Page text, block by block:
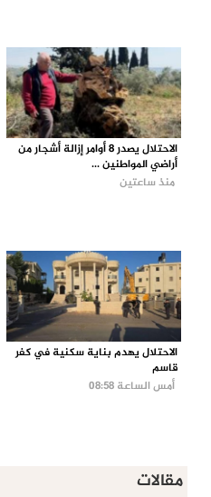
الاحتلال يصدر 8 أوامر إزالة أشجار من
أراضي المواطنين ...
منذ ساعتين
الاحتلال يهدم بناية سكنية في كفر
قاسم
أمس الساعة 08:58
مقالات